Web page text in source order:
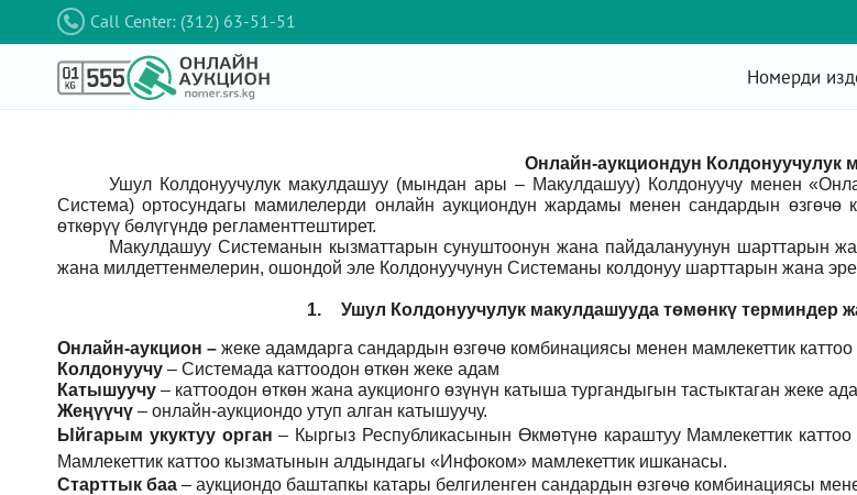
Call Center: (312) 63-51-51
Номерди
Онлайн-аукциондун Колдонуучулук
Ушул Колдонуучулук макулдашуу (мындан ары – Макулдашуу) Колдонуучу менен
Система) ортосундагы мамилелерди онлайн аукциондун жардамы менен сандардын өзгөчө
өткөрүү бөлүгүндө регламенттештирет.
Макулдашуу Системанын кызматтарын сунуштоонун жана пайдалануунун шарттарын
жана милдеттенмелерин, ошондой эле Колдонуучунун Системаны колдонуу шарттарын жана
1. Ушул Колдонуучулук макулдашууда төмөнкү терминдер
Онлайн-аукцион – жеке адамдарга сандардын өзгөчө комбинациясы менен мамлекеттик
Колдонуучу – Системада каттоодон өткөн жеке адам
Катышуучу – каттоодон өткөн жана аукционго өзүнүн катыша тургандыгын тастыктаган жеке
Жеңүүчү – онлайн-аукциондо утуп алган катышуучу.
Ыйгарым укуктуу орган – Кыргыз Республикасынын Өкмөтүнө караштуу Мамлекеттик
Мамлекеттик каттоо кызматынын алдындагы «Инфоком» мамлекеттик ишканасы.
Старттык баа – аукциондо баштапкы катары белгиленген сандардын өзгөчө комбинациясы